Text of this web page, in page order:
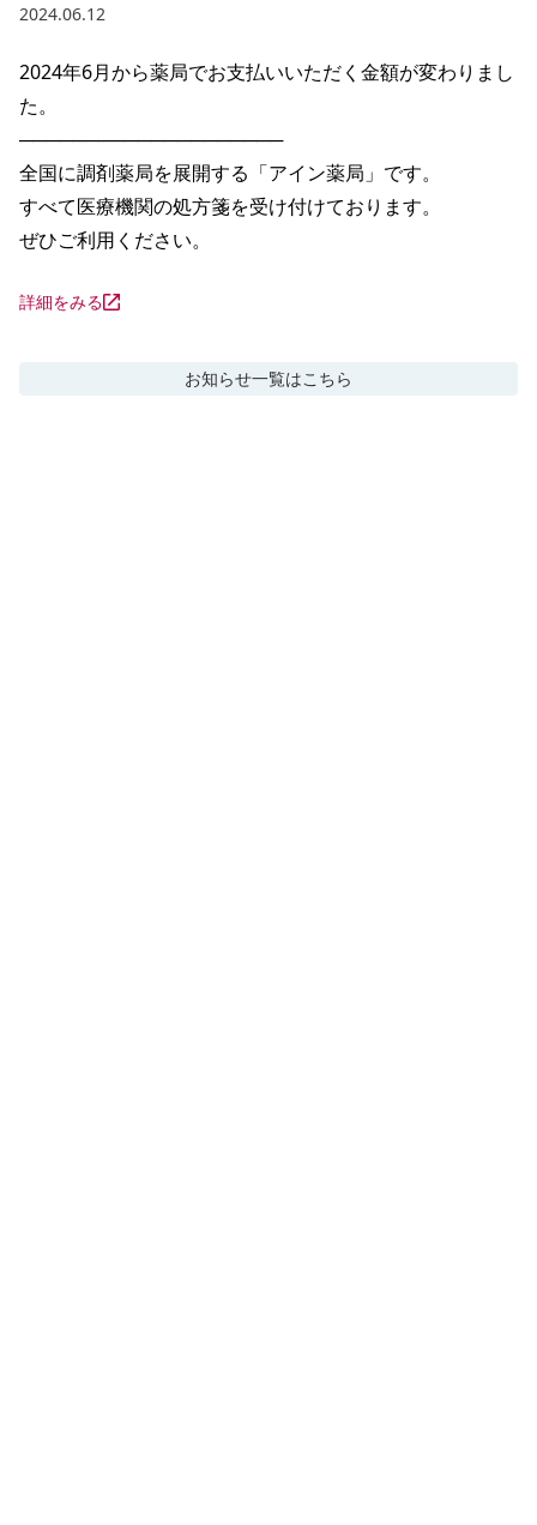
2024.06.12
2024年6月から薬局でお支払いいただく金額が変わりまし
た。
────────────────────
全国に調剤薬局を展開する「アイン薬局」です。
すべて医療機関の処方箋を受け付けております。
ぜひご利用ください。
詳細をみる
お知らせ一覧はこちら